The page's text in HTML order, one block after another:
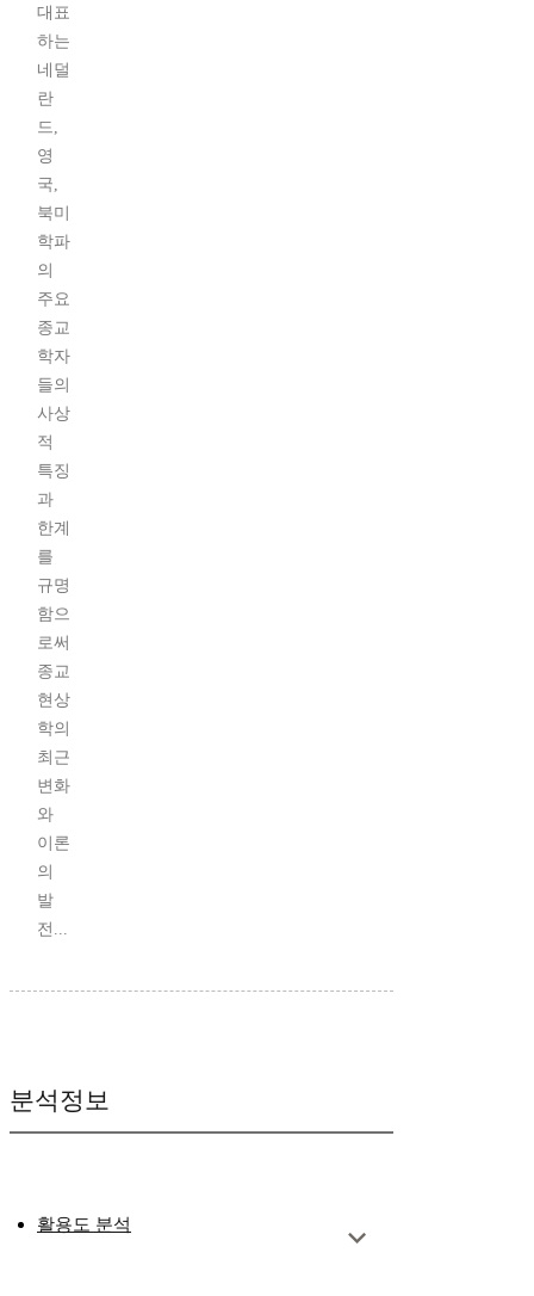
대표
하는
네덜
란
드,
영
국,
북미
학파
의
주요
종교
학자
들의
사상
적
특징
과
한계
를
규명
함으
로써
종교
현상
학의
최근
변화
와
이론
의
발
전...
분석정보
활용도 분석